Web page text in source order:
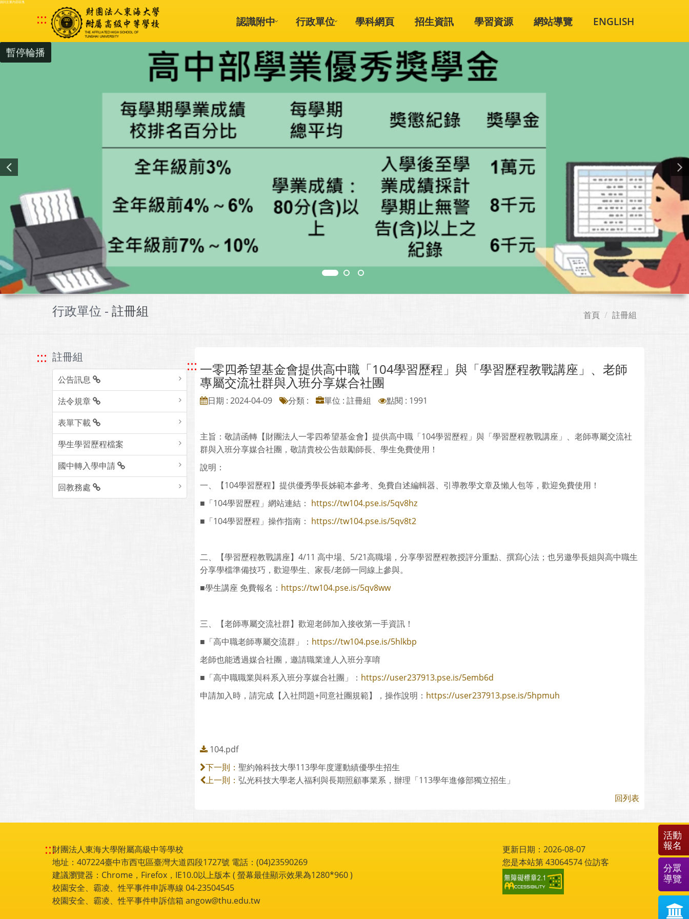
跳到主要內容區塊
::: 認識附中 行政單位 學科網頁 招生資訊 學習資源 網站導覽 ENGLISH
暫停輪播
行政單位 - 註冊組 首頁 註冊組
::: 註冊組
公告訊息
法令規章
表單下載
學生學習歷程檔案
國中轉入學申請
回教務處
::: 一零四希望基金會提供高中職「104學習歷程」與「學習歷程教戰講座」、老師
專屬交流社群與入班分享媒合社團
日期 : 2024-04-09 分類 : 單位 : 註冊組 點閱 : 1991
主旨：敬請函轉【財團法人一零四希望基金會】提供高中職「104學習歷程」與「學習歷程教戰講座」、老師專屬交流社
群與入班分享媒合社團，敬請貴校公告鼓勵師長、學生免費使用！
說明：
一、【104學習歷程】提供優秀學長姊範本參考、免費自述編輯器、引導教學文章及懶人包等，歡迎免費使用！
■「104學習歷程」網站連結： https://tw104.pse.is/5qv8hz
■「104學習歷程」操作指南： https://tw104.pse.is/5qv8t2
二、【學習歷程教戰講座】4/11 高中場、5/21高職場，分享學習歷程教授評分重點、撰寫心法；也另邀學長姐與高中職生
分享學檔準備技巧，歡迎學生、家長/老師一同線上參與。
■學生講座 免費報名： https://tw104.pse.is/5qv8ww
三、【老師專屬交流社群】歡迎老師加入接收第一手資訊！
■「高中職老師專屬交流群」： https://tw104.pse.is/5hlkbp
老師也能透過媒合社團，邀請職業達人入班分享唷
■「高中職職業與科系入班分享媒合社團」： https://user237913.pse.is/5emb6d
申請加入時，請完成【入社問題+同意社團規範】，操作說明： https://user237913.pse.is/5hpmuh
104.pdf
下一則： 聖約翰科技大學113學年度運動績優學生招生
上一則： 弘光科技大學老人福利與長期照顧事業系，辦理「113學年進修部獨立招生」
回列表
:::財團法人東海大學附屬高級中等學校
地址：407224臺中市西屯區臺灣大道四段1727號 電話：(04)23590269
建議瀏覽器：Chrome，Firefox，IE10.0以上版本 ( 螢幕最佳顯示效果為1280*960 )
校園安全、霸凌、性平事件申訴專線 04-23504545
校園安全、霸凌、性平事件申訴信箱 angow@thu.edu.tw
更新日期：2026-08-07
您是本站第43064574位訪客
活動
報名
分眾
導覽